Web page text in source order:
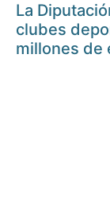
La
clubes
millones de